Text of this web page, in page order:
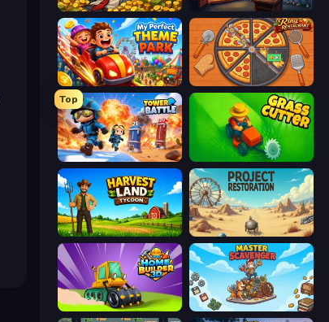
Idle Billionaire Tycoon Container Auction
My Perfect Theme Park Ring Restaurant
Top
Tower Battle
Harvest Land Tycoon Project Restoration
Home Builder 3D Master Scavenger